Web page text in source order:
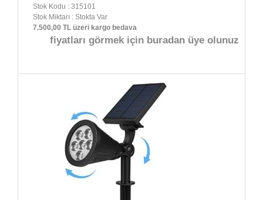
Stok Kodu : 315101
Stok Miktarı : Stokta Var
7.500,00 TL üzeri kargo bedava
fiyatları görmek için buradan üye olunuz